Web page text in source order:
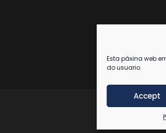
Esta páxina web
do usuario.
Accept